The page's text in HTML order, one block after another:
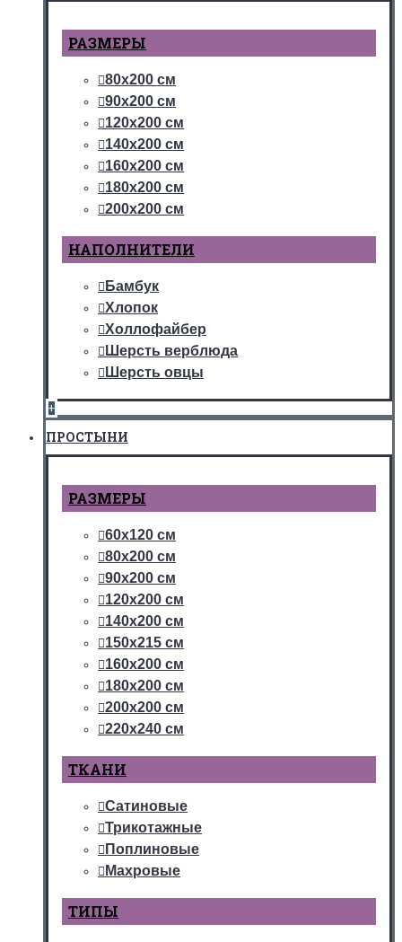
РАЗМЕРЫ
80х200 см
90х200 см
120х200 см
140х200 см
160х200 см
180х200 см
200х200 см
НАПОЛНИТЕЛИ
Бамбук
Хлопок
Холлофайбер
Шерсть верблюда
Шерсть овцы
+
ПРОСТЫНИ
РАЗМЕРЫ
60х120 см
80х200 см
90х200 см
120х200 см
140х200 см
150х215 см
160х200 см
180х200 см
200х200 см
220х240 см
ТКАНИ
Сатиновые
Трикотажные
Поплиновые
Махровые
ТИПЫ